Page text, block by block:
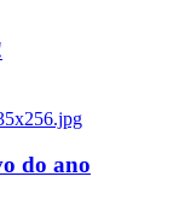
do ano